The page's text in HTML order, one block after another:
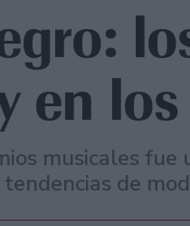
en
musicales fue
de